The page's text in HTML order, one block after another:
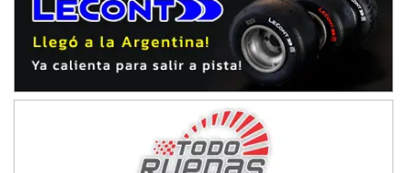
El Cerro (Tierra)
Victoria (Entre Ríos)
PATAGONICO - F6
Gral. E. Godoy (Río Negro)